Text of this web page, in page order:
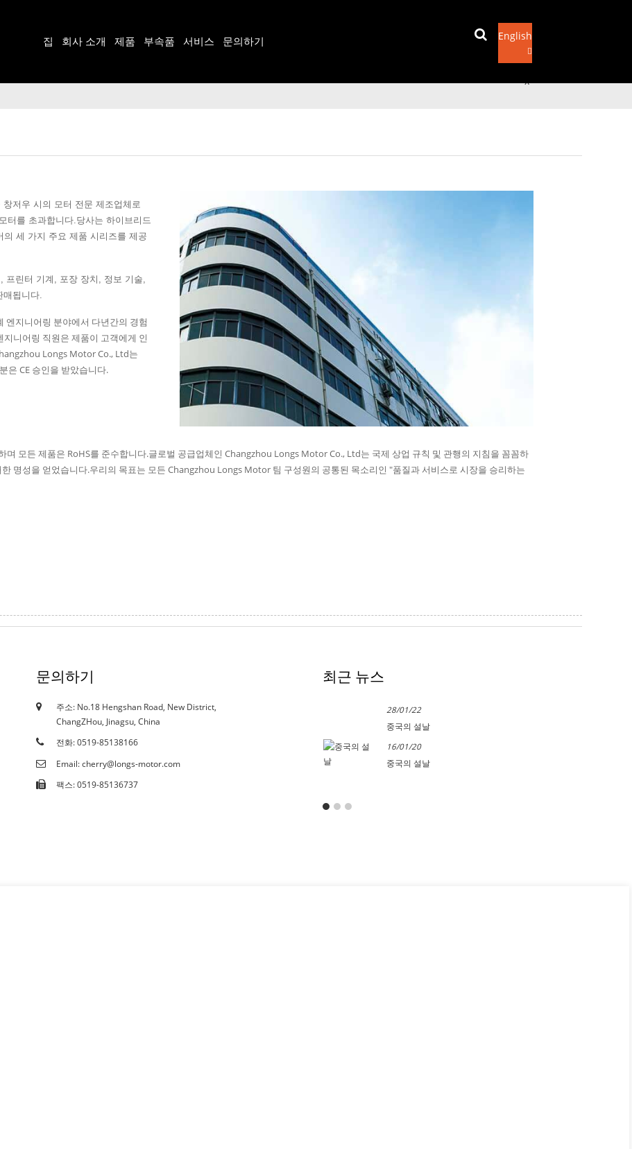
집 회사 소개 제품 부속품 서비스 문의하기 English
저우 시의 모터 전문 제조업체로
터를 초과합니다.당사는 하이브리드
세 가지 주요 제품 시리즈를 제공
린터 기계, 포장 장치, 정보 기술,
됩니다.
엔지니어링 분야에서 다년간의 경험
니어링 직원은 제품이 고객에게 인
Longs Motor Co., Ltd는
은 CE 승인을 받았습니다.
며 모든 제품은 RoHS를 준수합니다.글로벌 공급업체인 Changzhou Longs Motor Co., Ltd는 국제 상업 규칙 및 관행의 지침을 꼼꼼하
명성을 얻었습니다.우리의 목표는 모든 Changzhou Longs Motor 팀 구성원의 공통된 목소리인 "품질과 서비스로 시장을 승리하는
문의하기
주소: No.18 Hengshan Road, New District,
ChangZHou, Jinagsu, China
전화: 0519-85138166
Email: cherry@longs-motor.com
팩스: 0519-85136737
최근 뉴스
19/10/18
인증서
28/01/22
중국의 설날
16/01/20
중국의 설날
이메일을 보내
x